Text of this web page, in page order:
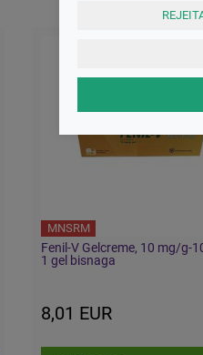
MNSRM
Fenil-V Gelcreme, 10 mg/g-
1 gel bisnaga
8,01 EUR